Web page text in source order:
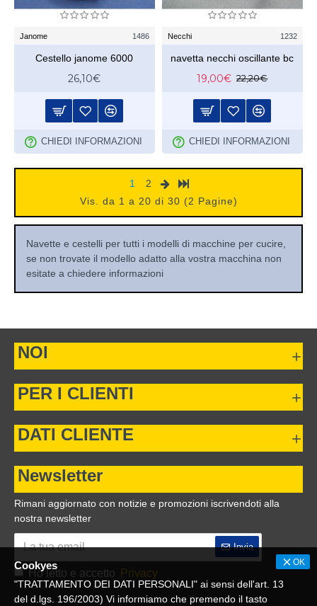
Navette e cestelli per tutti i modelli di macchine per cucire,
se non trovate il modello adatto alla vostra macchina non
esitate a chiedere informazioni
Janome 1486
Cestello janome 6000
26,10€
CHIEDI INFORMAZIONI
Necchi 1232
navetta necchi oscillante bc
19,00€ 22,20€
CHIEDI INFORMAZIONI
1
2
Vis. da 1 a 20 di 30 (2 Pagine)
NOI
PER I CLIENTI
DATI CLIENTE
Newsletter
Rimani aggiornato con notizie e promozioni iscrivendoti alla
nostra newsletter
Invia
Ho letto e accetto Privacy
OK
Cookyes
"TRATTAMENTO DEI DATI PERSONALI" ai sensi dell'art. 13
del d.lgs. 196/2003) Vi informiamo che premendo il tasto